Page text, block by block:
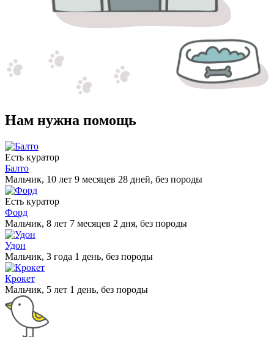
Нам нужна помощь
Есть куратор
Балто
Мальчик, 10 лет 9 месяцев 28 дней, без породы
Есть куратор
Форд
Мальчик, 8 лет 7 месяцев 2 дня, без породы
Удон
Мальчик, 3 года 1 день, без породы
Крокет
Мальчик, 5 лет 1 день, без породы